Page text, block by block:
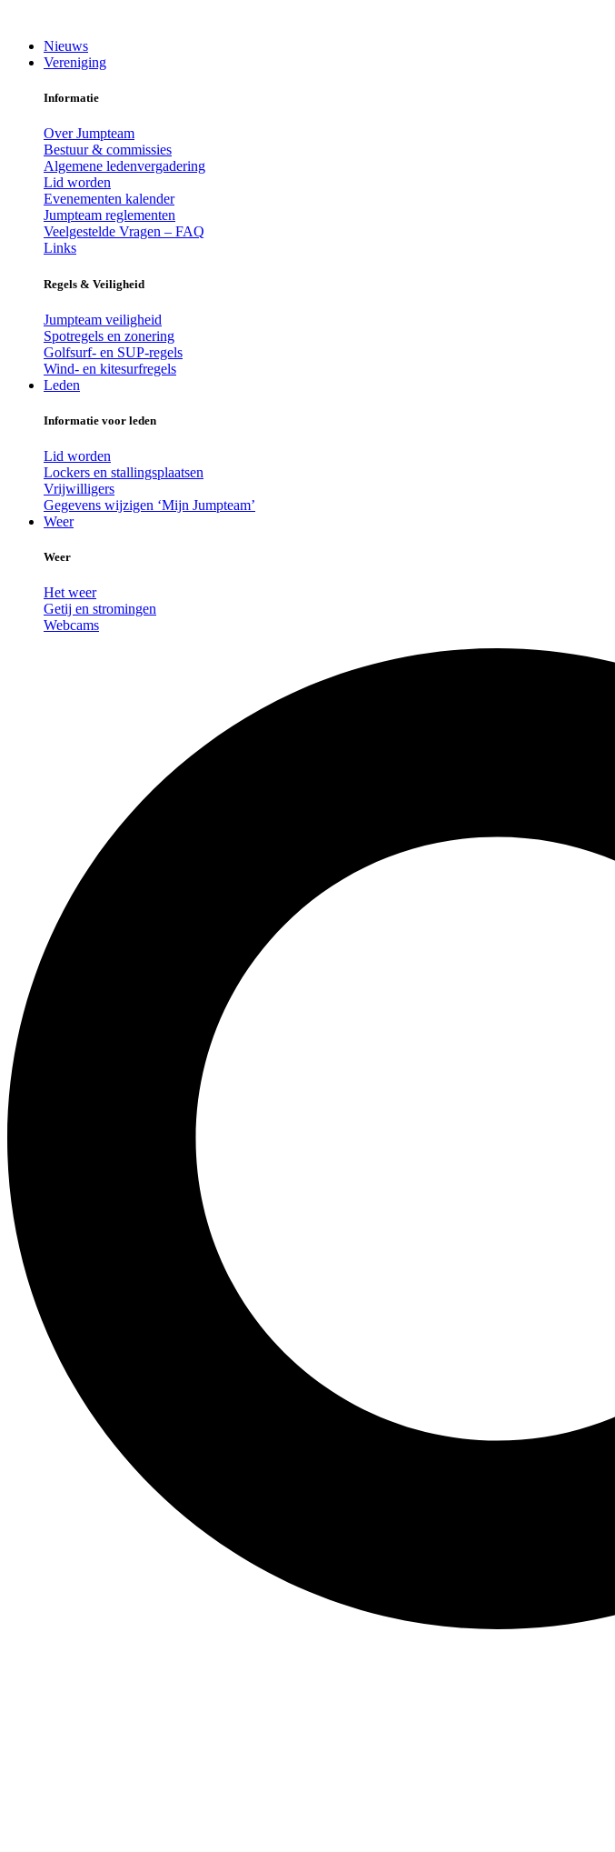
inhoud
Nieuws
Vereniging
Informatie
Over Jumpteam
Bestuur & commissies
Algemene ledenvergadering
Lid worden
Evenementen kalender
Jumpteam reglementen
Veelgestelde Vragen – FAQ
Links
Regels & Veiligheid
Jumpteam veiligheid
Spotregels en zonering
Golfsurf- en SUP-regels
Wind- en kitesurfregels
Leden
Informatie voor leden
Lid worden
Lockers en stallingsplaatsen
Vrijwilligers
Gegevens wijzigen ‘Mijn Jumpteam’
Weer
Weer
Het weer
Getij en stromingen
Webcams